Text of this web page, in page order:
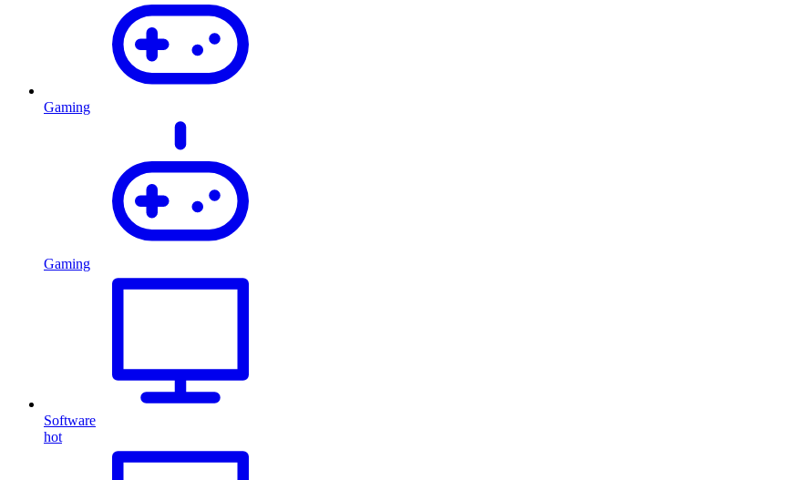
Gaming
Gaming
Software
hot